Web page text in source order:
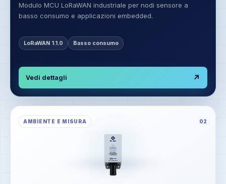
Modulo MCU LoRaWAN industriale per nodi sensore a
basso consumo e applicazioni embedded.
LoRaWAN 1.1.0 Basso consumo
Vedi dettagli ↗
AMBIENTE E MISURA 02